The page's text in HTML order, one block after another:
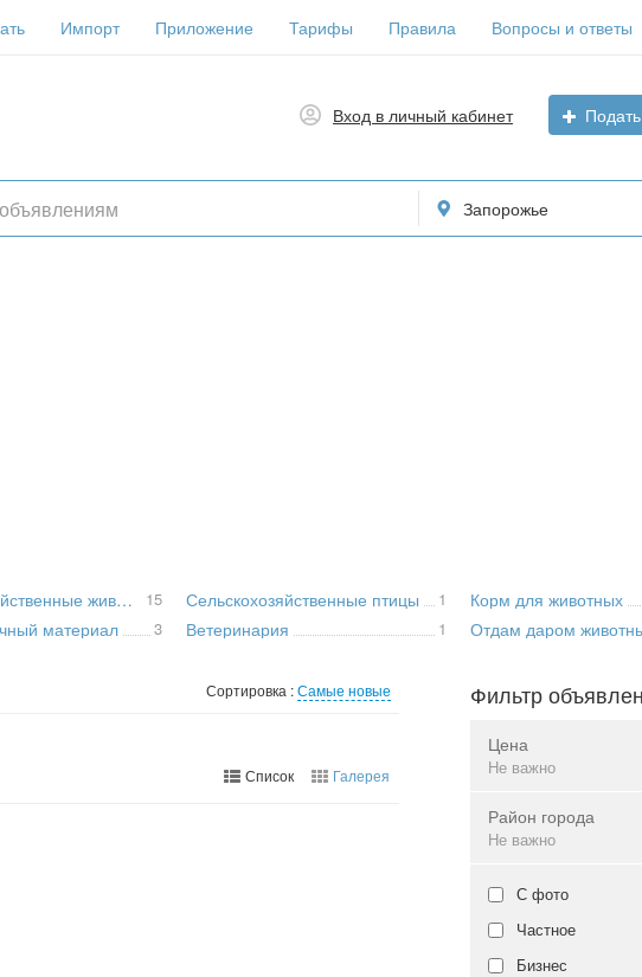
Импорт Приложение Тарифы Правила Вопросы и ответы
Вход в личный кабинет
Запорожье
Сельскохозяйственные животные и насекомые 15
материал 3
Сельскохозяйственные птицы 1
Ветеринария 1
Корм для животных
Отдам даром
Сортировка :Самые новые
Список Галерея
Фильтр
Цена
Не важно
Валюта:грн.
Не важно
Район города
Не важно
Жовтневый
Заводский
Коммунарский
С фото
Частное
Бизнес